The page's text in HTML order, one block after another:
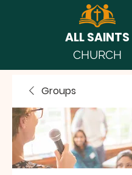
ALL SAINTS
CHURCH
Groups